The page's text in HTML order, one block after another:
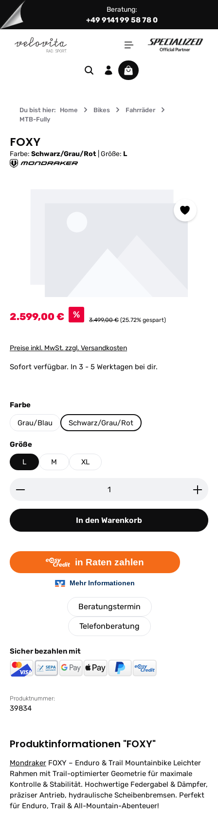
Zum Hauptinhalt springen Beratung:
+49 9141 99 58 78 0
Warenkorb enthält 0
Du bist hier: Home Bikes
Fahrräder
MTB-Fully
FOXY
Farbe: Schwarz/Grau/Rot Größe: L
Verkaufspreis:
2.599,00 € % Regulärer Preis:
3.499,00 € (25.72% gespart)
Preise inkl. MwSt. zzgl. Versandkosten
Sofort verfügbar. In 3 - 5 Werktagen bei dir.
Farbeauswählen
Grau/Blau Schwarz/Grau/Rot
Größeauswählen
L M XL
Produkt Anzahl: Gib den gewünschten Wert ein
In den Warenkorb
Beratungstermin
Telefonberatung
Sicher bezahlen mit
Produktnummer:
39834
Produktinformationen "FOXY"
Mondraker FOXY – Enduro & Trail Mountainbike Leichter
Rahmen mit Trail-optimierter Geometrie für maximale
Kontrolle & Stabilität. Hochwertige Federgabel & Dämpfer,
präziser Antrieb, hydraulische Scheibenbremsen. Perfekt
für Enduro, Trail & All-Mountain-Abenteuer!